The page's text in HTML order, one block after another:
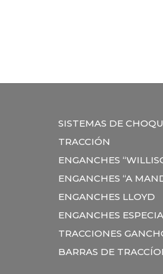
SISTEMAS DE
TRACCIÓN
ENGANCHES
ENGANCHES “A
ENGANCHES LLOYD
ENGANCHES
TRACCIONES
BARRAS DE